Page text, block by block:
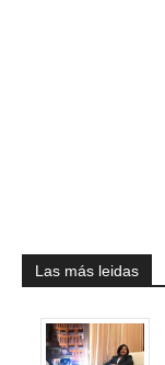
Las más leidas